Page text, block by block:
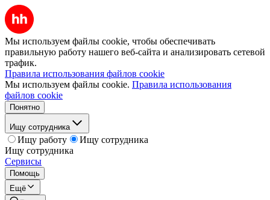
Мы используем файлы cookie, чтобы обеспечивать
правильную работу нашего веб-сайта и анализировать сетевой
трафик.
Правила использования файлов cookie
Мы используем файлы cookie. Правила использования
файлов cookie
Понятно
Ищу сотрудника
Ищу работу
Ищу сотрудника
Ищу сотрудника
Сервисы
Помощь
Ещё